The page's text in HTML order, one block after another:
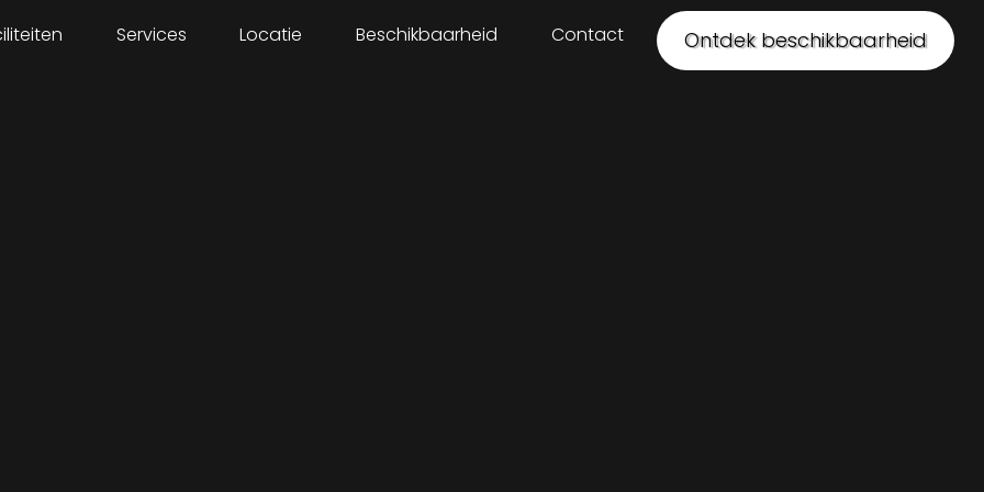
Services Locatie Beschikbaarheid Contact Ontdek beschikbaarheid